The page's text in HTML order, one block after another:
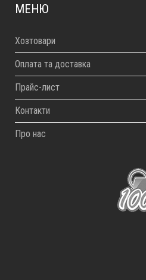
МЕНЮ
Хозтовари
Оплата та доставка
Прайс-лист
Контакти
Про нас